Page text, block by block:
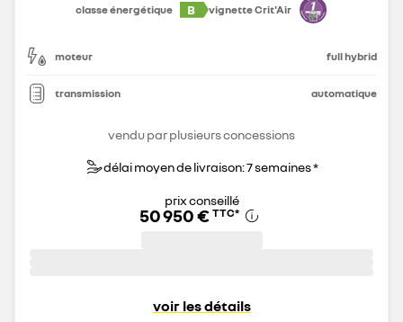
classe énergétique
B vignette Crit'Air
moteur full hybrid
transmission automatique
vendu par plusieurs concessions
délai moyen de livraison: 7 semaines *
prix conseillé
50 950 € TTC*
voir les détails